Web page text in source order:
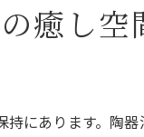
癒し空
にあります。陶